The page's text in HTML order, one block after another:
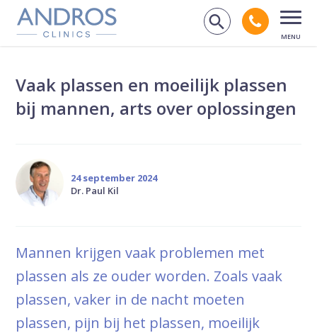
Navigatie overslaan
Zoek op
Bel
Vaak plassen en moeilijk plassen
bij mannen, arts over oplossingen
24 september 2024
Dr. Paul Kil
Mannen krijgen vaak problemen met
plassen als ze ouder worden. Zoals vaak
plassen, vaker in de nacht moeten
plassen, pijn bij het plassen, moeilijk